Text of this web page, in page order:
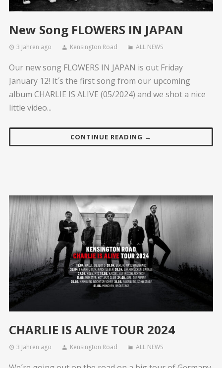
New Song FLOWERS IN JAPAN
3 Jahren ago Kensington Road ALL NEWS
Our new song FLOWERS IN JAPAN is out Friday
January 12! It´s the first song from our upcoming
album CHARLIE IS ALIVE (05/2024) and we shot a nice
little video...
CONTINUE READING →
CHARLIE IS ALIVE TOUR 2024
3 Jahren ago Kensington Road ALL NEWS